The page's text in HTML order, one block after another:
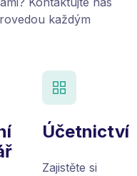
každým
Účetnictví
Zajistěte si